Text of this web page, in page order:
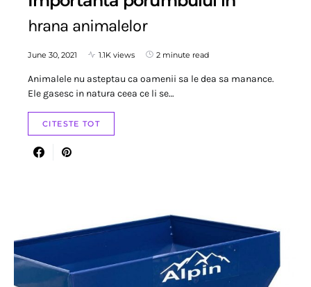
hrana animalelor
June 30, 2021 1.1K views 2 minute read
Animalele nu asteptau ca oamenii sa le dea sa manance.
Ele gasesc in natura ceea ce li se…
CITESTE TOT